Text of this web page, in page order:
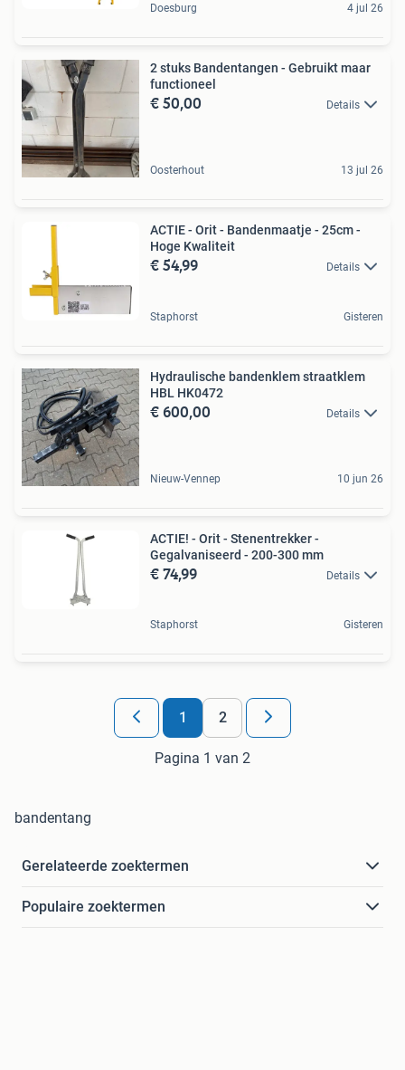
Doesburg 4 jul 26
2 stuks Bandentangen - Gebruikt maar
functioneel
€ 50,00 Details
Oosterhout 13 jul 26
ACTIE - Orit - Bandenmaatje - 25cm -
Hoge Kwaliteit
€ 54,99 Details
Staphorst Gisteren
Hydraulische bandenklem straatklem
HBL HK0472
€ 600,00 Details
Nieuw-Vennep 10 jun 26
ACTIE! - Orit - Stenentrekker -
Gegalvaniseerd - 200-300 mm
€ 74,99 Details
Staphorst Gisteren
1 2
Pagina 1 van 2
bandentang
Gerelateerde zoektermen
Populaire zoektermen